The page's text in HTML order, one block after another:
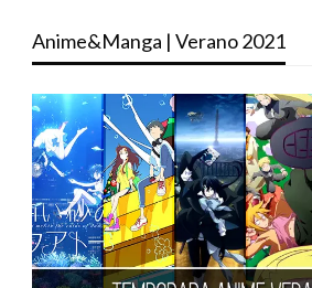
Anime&Manga | Verano 2021